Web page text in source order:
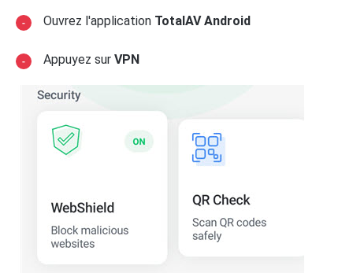
Ouvrez l'application TotalAV Android
Appuyez sur VPN